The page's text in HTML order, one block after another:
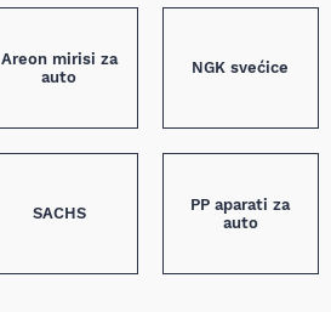
Areon mirisi za
auto
NGK svećice
SACHS
PP aparati za
auto